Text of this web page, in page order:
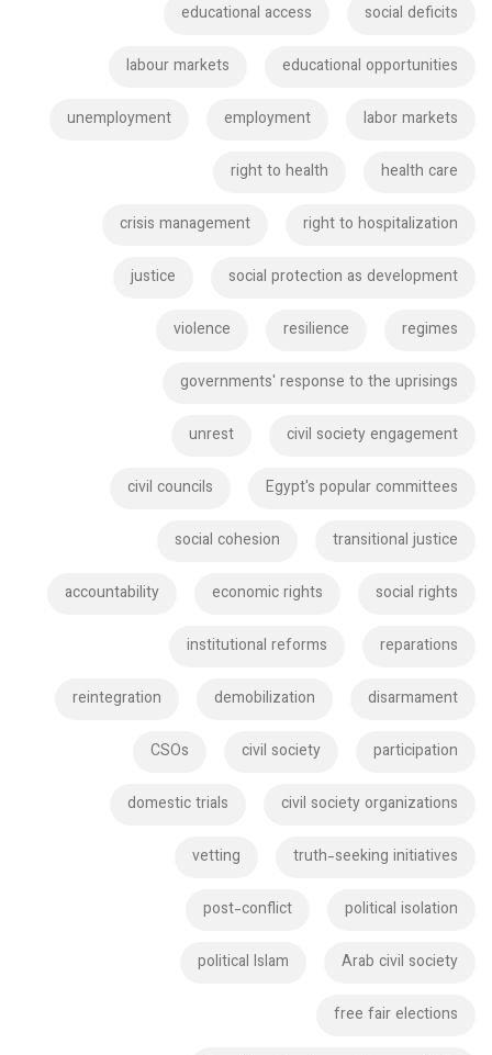
social deficits
educational access
educational opportunities
labour markets
labor markets
employment
unemployment
health care
right to health
right to hospitalization
crisis management
social protection as development
justice
regimes
resilience
violence
governments' response to the uprisings
civil society engagement
unrest
Egypt's popular committees
civil councils
transitional justice
social cohesion
social rights
economic rights
accountability
reparations
institutional reforms
disarmament
demobilization
reintegration
participation
civil society
CSOs
civil society organizations
domestic trials
truth-seeking initiatives
vetting
political isolation
post-conflict
Arab civil society
political Islam
free fair elections